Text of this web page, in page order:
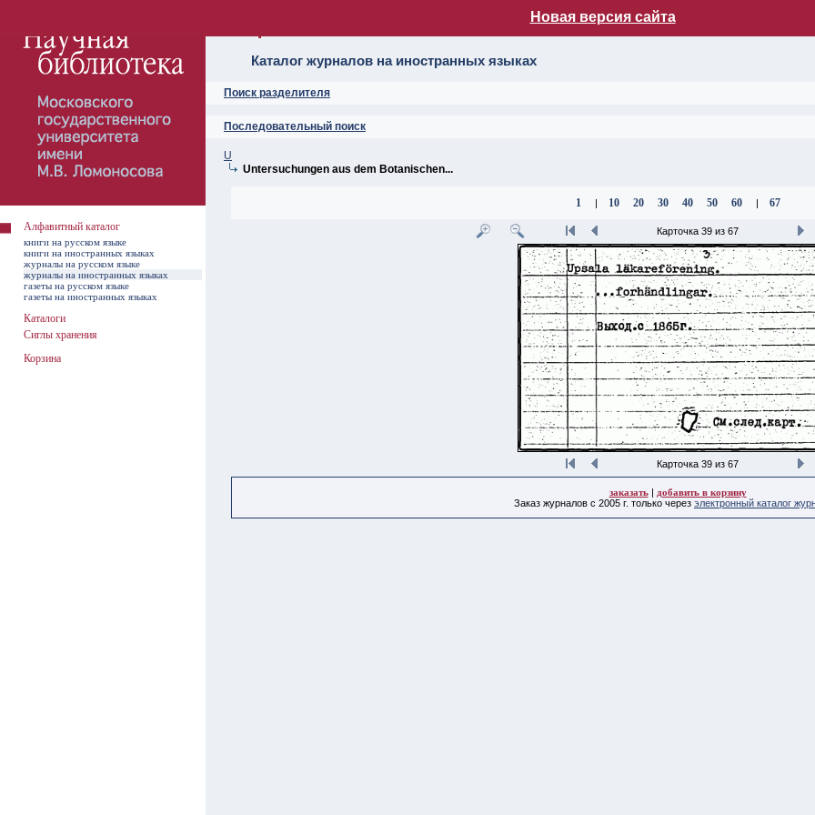
Новая версия сайта
Каталог журналов на иностранных языках
Поиск разделителя
Последовательный поиск
U
Untersuchungen aus dem Botanischen...
1 | 10 20 30 40 50 60 | 67
Карточка 39 из 67
Карточка 39 из 67
заказать| добавить в корзину
Заказ журналов с 2005 г. только через электронный каталог
Алфавитный каталог
книги на русском языке
книги на иностранных языках
журналы на русском языке
журналы на иностранных языках
газеты на русском языке
газеты на иностранных языках
Каталоги
Сиглы хранения
Корзина